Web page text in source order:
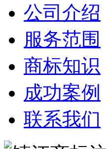
公司介绍
服务范围
商标知识
成功案例
联系我们